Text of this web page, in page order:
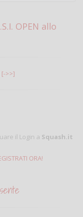
OPEN allo
[->>]
il Login a Squash.it
ORA!